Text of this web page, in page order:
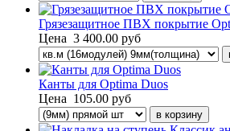
Грязезащитное ПВХ покрытие
Цена 3 400.00 руб
Канты для Optima Duos
Цена 105.00 руб